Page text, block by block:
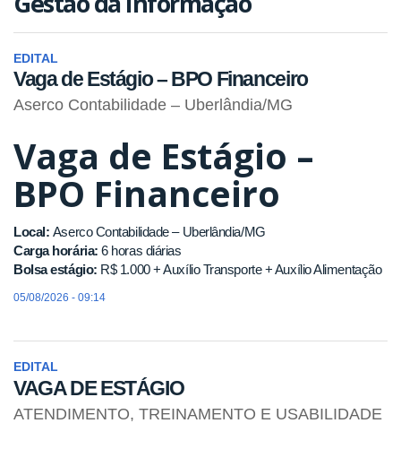
EDITAL
Vaga de Estágio – BPO Financeiro
Aserco Contabilidade – Uberlândia/MG
Vaga de Estágio –
BPO Financeiro
Local: Aserco Contabilidade – Uberlândia/MG
Carga horária: 6 horas diárias
Bolsa estágio: R$ 1.000 + Auxílio Transporte + Auxílio Alimentação
05/08/2026 - 09:14
EDITAL
VAGA DE ESTÁGIO
ATENDIMENTO, TREINAMENTO E USABILIDADE